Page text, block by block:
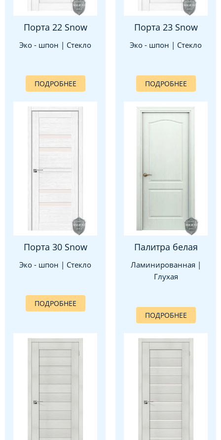
Порта 22 Snow
Эко - шпон | Стекло
ПОДРОБНЕЕ
Порта 23 Snow
Эко - шпон | Стекло
ПОДРОБНЕЕ
Порта 30 Snow
Эко - шпон | Стекло
ПОДРОБНЕЕ
Палитра белая
Ламинированная |
Глухая
ПОДРОБНЕЕ